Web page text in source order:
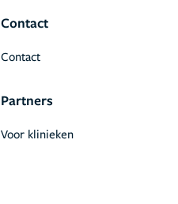
Contact
Contact
Partners
Voor klinieken